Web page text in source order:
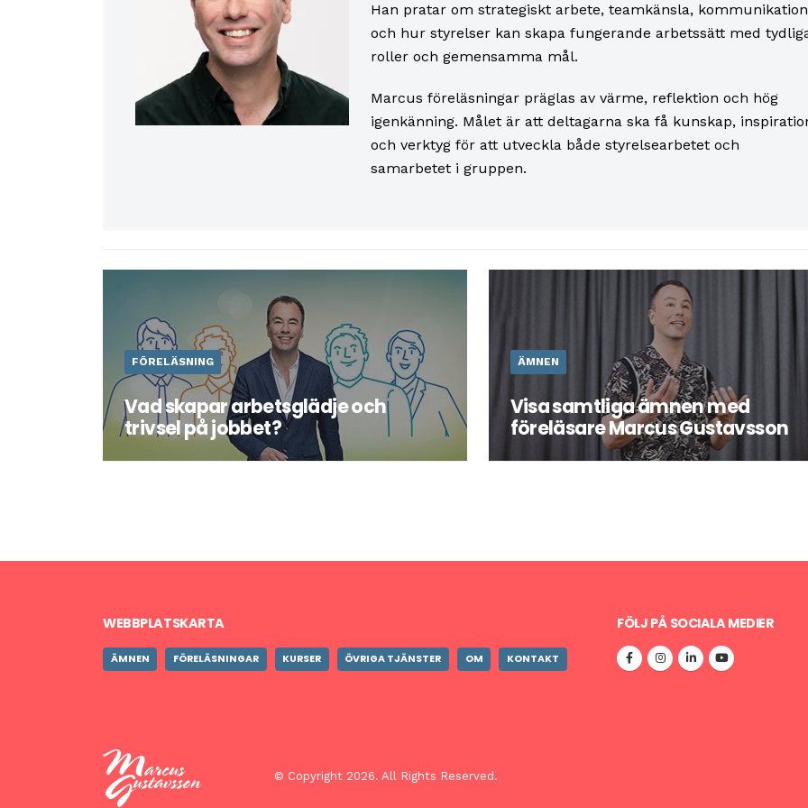
Han pratar om strategiskt arbete, teamkänsla, kommunikation
och hur styrelser kan skapa fungerande arbetssätt med
roller och gemensamma mål.
Marcus föreläsningar präglas av värme, reflektion och hög
igenkänning. Målet är att deltagarna ska få kunskap,
och verktyg för att utveckla både styrelsearbetet och
samarbetet i gruppen.
FÖRELÄSNING
Vad skapar arbetsglädje och
trivsel på jobbet?
Läs mer om föreläsningen här
ÄMNEN
Visa samtliga ämnen med
föreläsare Marcus Gustavsson
Marcus är en erfaren och uppskattad
WEBBPLATSKARTA
ÄMNEN FÖRELÄSNINGAR KURSER ÖVRIGA TJÄNSTER OM KONTAKT
FÖLJ PÅ SOCIALA MEDIER
© Copyright 2026. All Rights Reserved.